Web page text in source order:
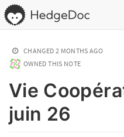
CHANGED 2 MONTHS AGO
OWNED THIS NOTE
Vie
juin 26